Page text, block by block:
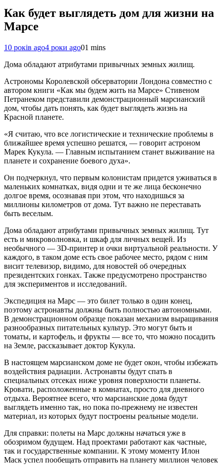
Как будет выглядеть дом для жизни на
Марсе
10 років ago4 роки ago01 mins
Дома обладают атрибутами привычных земных жилищ.
Астрономы Королевской обсерватории Лондона совместно с
автором книги «Как мы будем жить на Марсе» Стивеном
Петранеком представили демонстрационный марсианский
дом, чтобы дать понять, как будет выглядеть жизнь на
Красной планете.
«Я считаю, что все логистические и технические проблемы в
ближайшее время успешно решатся, — говорит астроном
Марек Кукула. — Главным испытанием станет выживание на
планете и сохранение боевого духа».
Он подчеркнул, что первым колонистам придется уживаться в
маленьких комнатках, видя одни и те же лица бесконечно
долгое время, осознавая при этом, что находишься за
миллионы километров от дома. Тут важно не переставать
быть веселым.
Дома обладают атрибутами привычных земных жилищ. Тут
есть и микроволновка, и шкаф для личных вещей. Из
необычного — 3D-принтер и очки виртуальной реальности. У
каждого, в таком доме есть свое рабочее место, рядом с ним
висит телевизор, видимо, для новостей об очередных
президентских гонках. Также предусмотрено пространство
для экспериментов и исследований.
Экспедиция на Марс — это билет только в один конец,
поэтому астронавты должны быть полностью автономными.
В демонстрационном образце показан механизм выращивания
разнообразных питательных культур. Это могут быть и
томаты, и картофель, и фрукты — все то, что можно посадить
на Земле, рассказывает доктор Кукула.
В настоящем марсианском доме не будет окон, чтобы избежать
воздействия радиации. Астронавты будут спать в
специальных отсеках ниже уровня поверхности планеты.
Кровати, расположенные в комнатах, просто для дневного
отдыха. Вероятнее всего, что марсианские дома будут
выглядеть именно так, но пока по-прежнему не известен
материал, из которых будут построены реальные модели.
Для справки: полеты на Марс должны начаться уже в
обозримом будущем. Над проектами работают как частные,
так и государственные компании. К этому моменту Илон
Маск успел пообещать отправить на планету миллион человек